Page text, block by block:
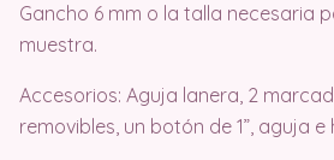
Gancho 6 mm o la talla necesaria
muestra.
Accesorios: Aguja lanera, 2
removibles, un botón de 1”, aguja e